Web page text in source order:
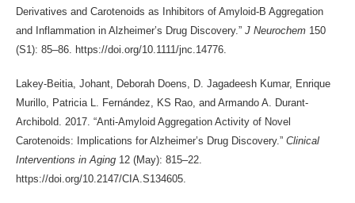
Derivatives and Carotenoids as Inhibitors of Amyloid-B Aggregation
and Inflammation in Alzheimer’s Drug Discovery.” J Neurochem 150
(S1): 85–86. https://doi.org/10.1111/jnc.14776.
Lakey-Beitia, Johant, Deborah Doens, D. Jagadeesh Kumar, Enrique
Murillo, Patricia L. Fernández, KS Rao, and Armando A. Durant-
Archibold. 2017. “Anti-Amyloid Aggregation Activity of Novel
Carotenoids: Implications for Alzheimer’s Drug Discovery.” Clinical
Interventions in Aging 12 (May): 815–22.
https://doi.org/10.2147/CIA.S134605.